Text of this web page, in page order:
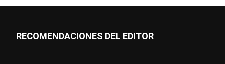
RECOMENDACIONES DEL EDITOR